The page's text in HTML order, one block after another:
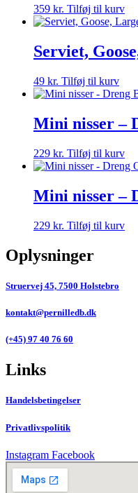
359 kr. Tilføj til kurv
Serviet,
49 kr. Tilføj til kurv
Mini nisser –
229 kr. Tilføj til kurv
Mini nisser –
229 kr. Tilføj til kurv
Oplysninger
Struervej 45, 7500 Holstebro
kontakt@pernilledb.dk
(+45) 97 40 76 60
Links
Handelsbetingelser
Privatlivspolitik
Instagram Facebook